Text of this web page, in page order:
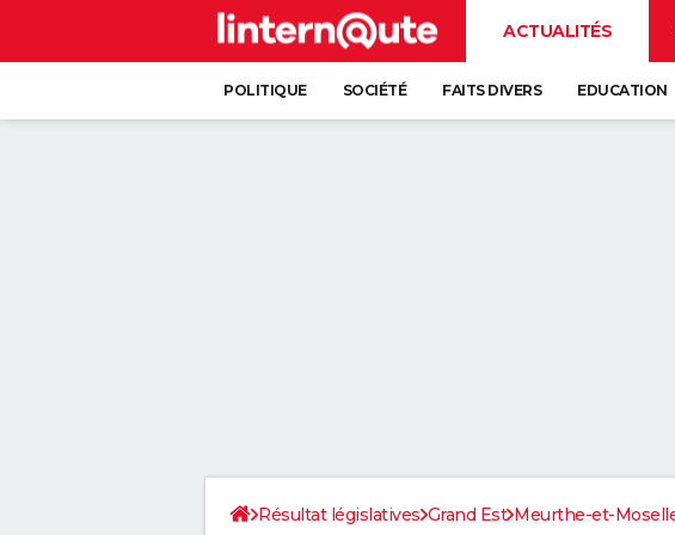
ACTUALITÉS
POLITIQUE SOCIÉTÉ FAITS DIVERS EDUCATION
Résultat législatives Grand Est Meurthe-et-